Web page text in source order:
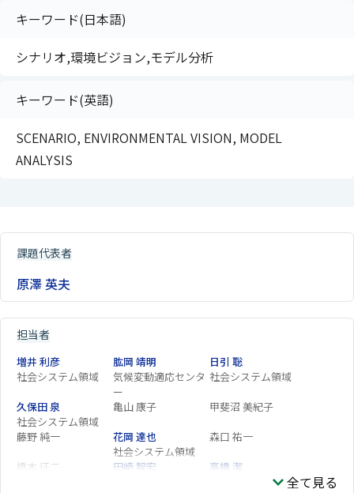
キーワード(日本語)
シナリオ,環境ビジョン,モデル分析
キーワード(英語)
SCENARIO, ENVIRONMENTAL VISION, MODEL
ANALYSIS
課題代表者
原澤 英夫
担当者
増井 利彦
社会システム領域
肱岡 靖明
気候変動適応センタ
ー
日引 聡
社会システム領域
久保田 泉
社会システム領域
亀山 康子
甲斐沼 美紀子
藤野 純一
花岡 達也
社会システム領域
森口 祐一
橋本 征二
田崎 智宏
高橋 潔
社会システム領域全て見る